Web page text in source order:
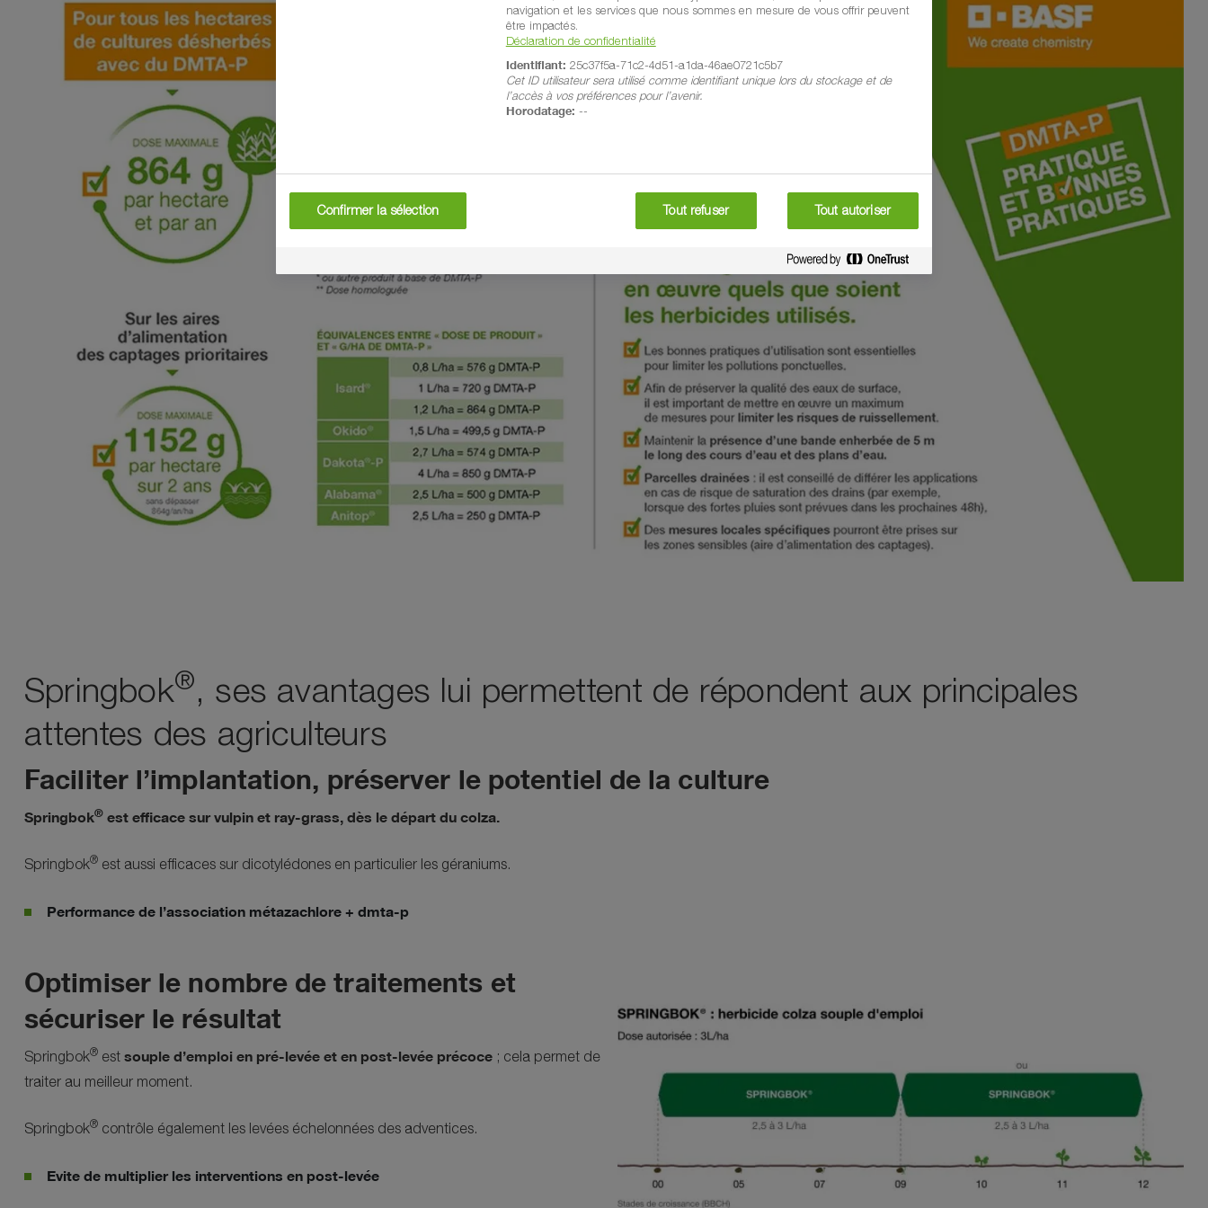
Springbok®, ses avantages lui permettent de répondent aux principales
attentes des agriculteurs
Faciliter l’implantation, préserver le potentiel de la culture
Springbok® est efficace sur vulpin et ray-grass, dès le départ du colza.
Springbok® est aussi efficaces sur dicotylédones en particulier les géraniums.
Performance de l’association métazachlore + dmta-p
Optimiser le nombre de traitements et
sécuriser le résultat
Springbok® est souple d’emploi en pré-levée et en post-levée précoce ; cela permet de
traiter au meilleur moment.
Springbok® contrôle également les levées échelonnées des adventices.
Evite de multiplier les interventions en post-levée
navigation et les services que nous sommes en mesure de vous offrir peuvent
être impactés.
Déclaration de confidentialité
Identifiant: 25c37f5a-71c2-4d51-a1da-46ae0721c5b7
Cet ID utilisateur sera utilisé comme identifiant unique lors du stockage et de
l’accès à vos préférences pour l’avenir.
Horodatage: --
Confirmer la sélection Tout refuser Tout autoriser